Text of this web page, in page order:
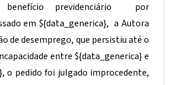
benefício previdenciário por
em ${data_generica}, a Autora
de desemprego, que persistiu até o
entre ${data_generica}e
, o pedido foi julgado improcedente,